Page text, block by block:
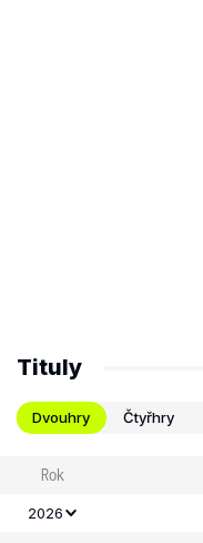
Tituly
Dvouhry Čtyřhry
Rok
2026